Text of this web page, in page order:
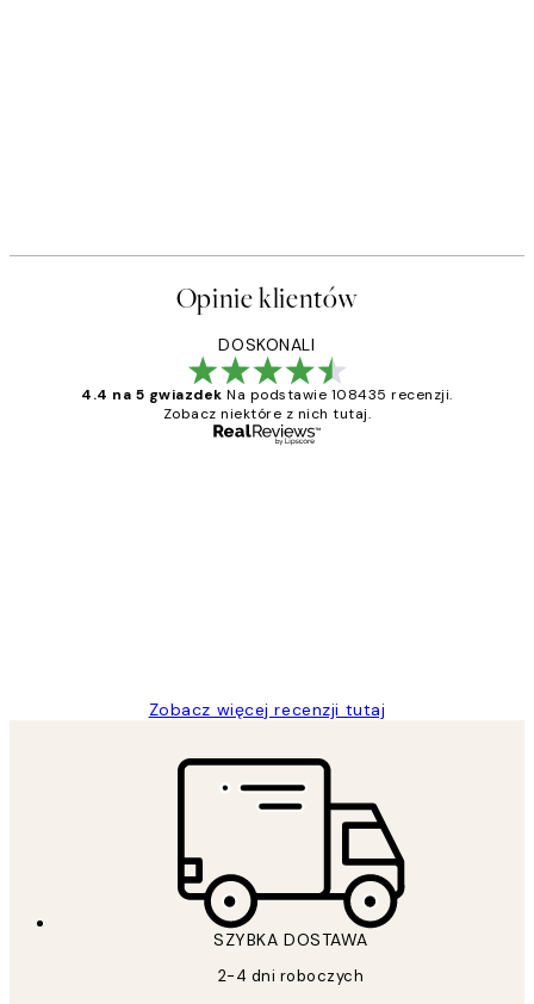
Opinie klientów
DOSKONALI
4.4 na 5 gwiazdek Na podstawie 108435 recenzji.
Zobacz niektóre z nich tutaj.
Zobacz więcej recenzji tutaj
SZYBKA DOSTAWA
2-4 dni roboczych